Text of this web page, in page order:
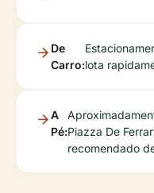
De
Carro:lota
A
Pé:Piazza De
recomendado